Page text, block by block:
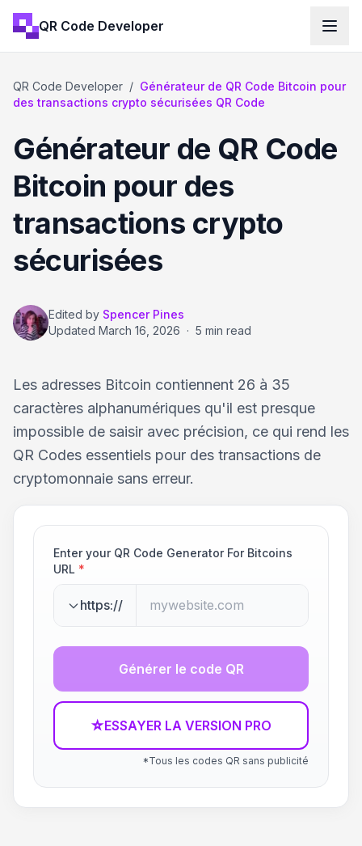
QR Code Developer
QR Code Developer / Générateur de QR Code Bitcoin pour
des transactions crypto sécurisées QR Code
Générateur de QR Code
Bitcoin pour des
transactions crypto
sécurisées
Edited by Spencer Pines
Updated March 16, 2026 · 5 min read
Les adresses Bitcoin contiennent 26 à 35
caractères alphanumériques qu'il est presque
impossible de saisir avec précision, ce qui rend les
QR Codes essentiels pour des transactions de
cryptomonnaie sans erreur.
Enter your QR Code Generator For Bitcoins
URL *
https://
Générer le code QR
☆ESSAYER LA VERSION PRO
*Tous les codes QR sans publicité